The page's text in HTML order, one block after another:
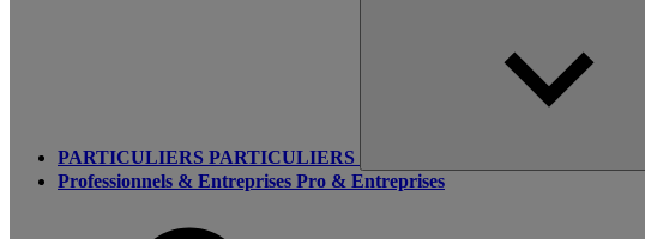
PARTICULIERS PARTICULIERS
Professionnels & Entreprises Pro & Entreprises